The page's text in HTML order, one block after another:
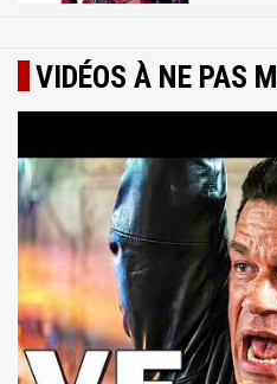
VIDÉOS À NE PAS